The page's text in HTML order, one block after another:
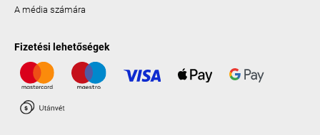
A média számára
Fizetési lehetőségek